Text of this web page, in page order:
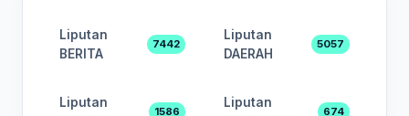
Liputan
BERITA
7442
Liputan
DAERAH
5057
Liputan
1586
Liputan
674